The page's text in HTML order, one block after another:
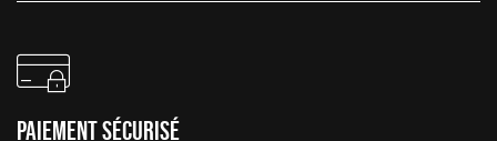
Paiement sécurisé